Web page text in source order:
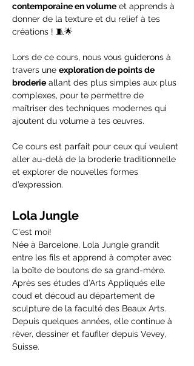
contemporaine en volume et apprends à
donner de la texture et du relief à tes
créations ! 🧵🌟
Lors de ce cours, nous vous guiderons à
travers une exploration de points de
broderie allant des plus simples aux plus
complexes, pour te permettre de
maîtriser des techniques modernes qui
ajoutent du volume à tes œuvres.
Ce cours est parfait pour ceux qui veulent
aller au-delà de la broderie traditionnelle
et explorer de nouvelles formes
d’expression.
Lola Jungle
C'est moi!
Née à Barcelone, Lola Jungle grandit
entre les fils et apprend à compter avec
la boîte de boutons de sa grand-mère.
Après ses études d’Arts Appliqués elle
coud et découd au département de
sculpture de la faculté des Beaux Arts.
Depuis quelques années, elle continue à
rêver, dessiner et faufiler depuis Vevey,
Suisse.